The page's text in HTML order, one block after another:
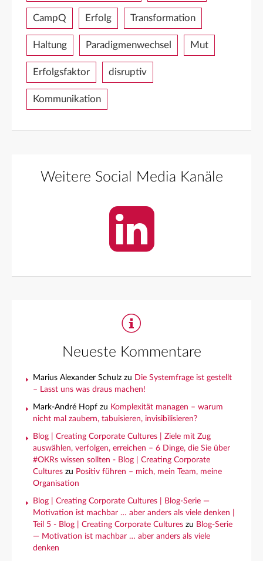
CampQ Erfolg Transformation
Haltung Paradigmenwechsel Mut
Erfolgsfaktor disruptiv
Kommunikation
Weitere Social Media Kanäle
Neueste Kommentare
Marius Alexander Schulz zu Die Systemfrage ist gestellt
– Lasst uns was draus machen!
Mark-André Hopf zu Komplexität managen – warum
nicht mal zaubern, tabuisieren, invisibilisieren?
Blog | Creating Corporate Cultures | Ziele mit Zug
auswählen, verfolgen, erreichen – 6 Dinge, die Sie über
#OKRs wissen sollten - Blog | Creating Corporate
Cultures zu Positiv führen – mich, mein Team, meine
Organisation
Blog | Creating Corporate Cultures | Blog-Serie —
Motivation ist machbar … aber anders als viele denken |
Teil 5 - Blog | Creating Corporate Cultures zu Blog-Serie
— Motivation ist machbar … aber anders als viele
denken